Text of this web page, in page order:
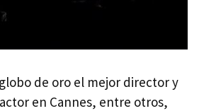
de oro el mejor director y
en Cannes, entre otros,